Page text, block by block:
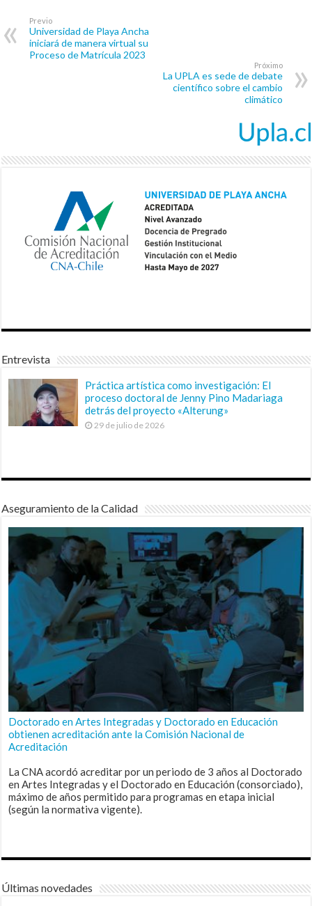
Previo
Universidad de Playa Ancha
iniciará de manera virtual su
Proceso de Matrícula 2023
Próximo
La UPLA es sede de debate
científico sobre el cambio
climático
Entrevista
Práctica artística como investigación: El
proceso doctoral de Jenny Pino Madariaga
detrás del proyecto «Alterung»
29 de julio de 2026
Aseguramiento de la Calidad
Doctorado en Artes Integradas y Doctorado en Educación
obtienen acreditación ante la Comisión Nacional de
Acreditación
La CNA acordó acreditar por un periodo de 3 años al Doctorado
en Artes Integradas y el Doctorado en Educación (consorciado),
máximo de años permitido para programas en etapa inicial
(según la normativa vigente).
Últimas novedades